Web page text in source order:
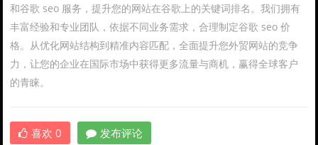
和谷歌 seo 服务，提升您的网站在谷歌上的关键词排名。我们拥有
丰富经验和专业团队，依据不同业务需求，合理制定谷歌 seo 价
格。从优化网站结构到精准内容匹配，全面提升您外贸网站的竞争
力，让您的企业在国际市场中获得更多流量与商机，赢得全球客户
的青睐。
喜欢 0 发布评论